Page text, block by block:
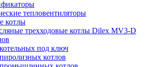
тепловентиляторы
котлы
трехходовые котлы Dilex MV3-D
под ключ
котлов